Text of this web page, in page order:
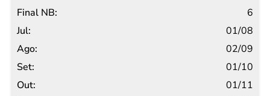
6
01/08
02/09
01/10
01/11